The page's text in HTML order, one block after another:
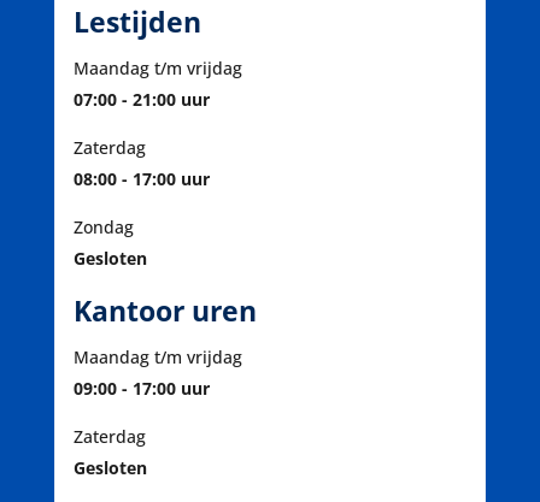
Lestijden
Maandag t/m vrijdag
07:00 - 21:00 uur
Zaterdag
08:00 - 17:00 uur
Zondag
Gesloten
Kantoor uren
Maandag t/m vrijdag
09:00 - 17:00 uur
Zaterdag
Gesloten